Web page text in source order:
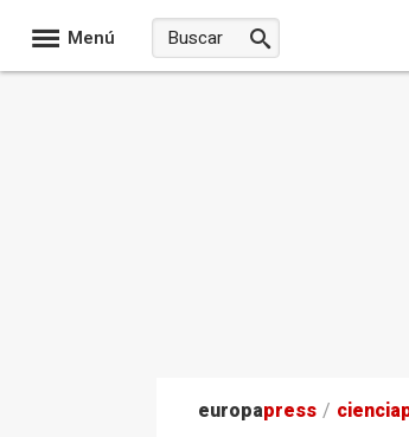
Menú
europapress / ciencia